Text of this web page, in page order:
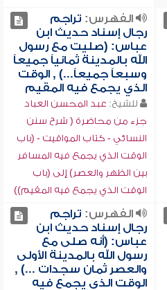
الفهرس: تراجم
رجال إسناد حديث ابن
عباس: (صليت مع رسول
الله بالمدينة ثمانياً جميعاً
وسبعاً جميعاً...) , الوقت
الذي يجمع فيه المقيم
للشيخ: عبد المحسن العباد
جزء من محاضرة ( شرح سنن
النسائي - كتاب المواقيت - (باب
الوقت الذي يجمع فيه المسافر
بين الظهر والعصر) إلى (باب
الوقت الذي يجمع فيه المقيم))
الفهرس: تراجم
رجال إسناد حديث ابن
عباس: (أنه صلى مع
رسول الله بالمدينة الأولى
والعصر ثمان سجدات ...) ,
الوقت الذي يجمع فيه